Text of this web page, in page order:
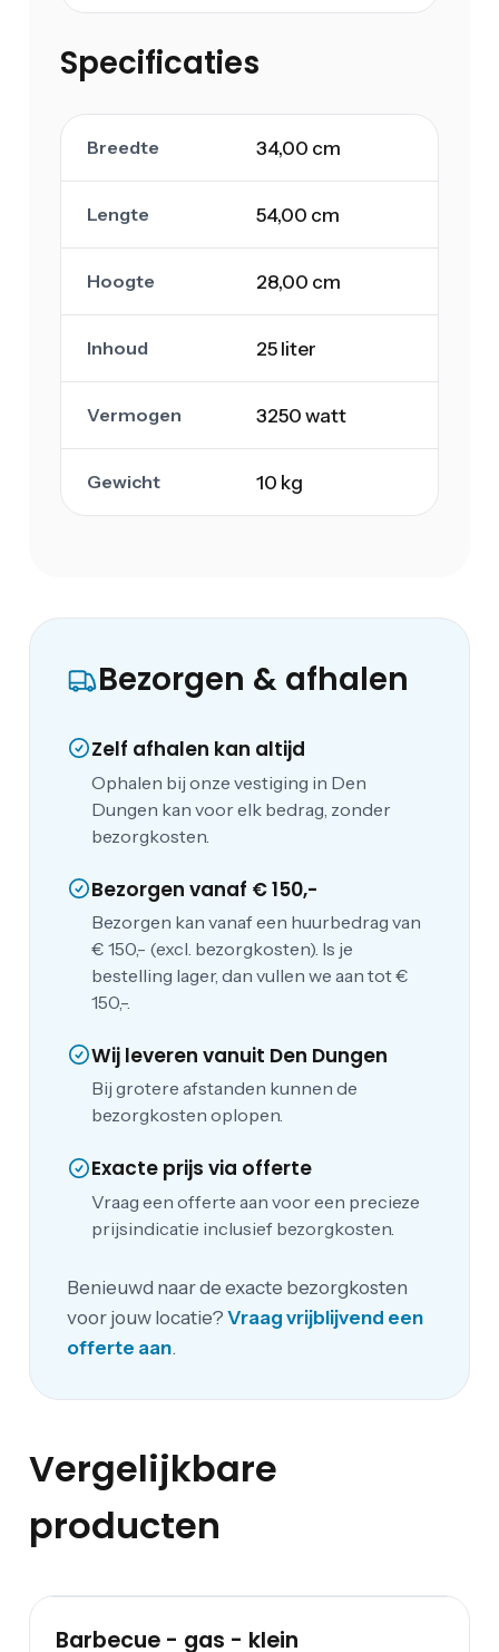
Specificaties
Breedte 34,00 cm
Lengte 54,00 cm
Hoogte 28,00 cm
Inhoud 25 liter
Vermogen 3250 watt
Gewicht 10 kg
Bezorgen & afhalen
Zelf afhalen kan altijd
Ophalen bij onze vestiging in Den
Dungen kan voor elk bedrag, zonder
bezorgkosten.
Bezorgen vanaf € 150,-
Bezorgen kan vanaf een huurbedrag van
€ 150,- (excl. bezorgkosten). Is je
bestelling lager, dan vullen we aan tot €
150,-.
Wij leveren vanuit Den Dungen
Bij grotere afstanden kunnen de
bezorgkosten oplopen.
Exacte prijs via offerte
Vraag een offerte aan voor een precieze
prijsindicatie inclusief bezorgkosten.
Benieuwd naar de exacte bezorgkosten
voor jouw locatie?Vraag vrijblijvend een
offerte aan.
Vergelijkbare
producten
Barbecue - gas - klein